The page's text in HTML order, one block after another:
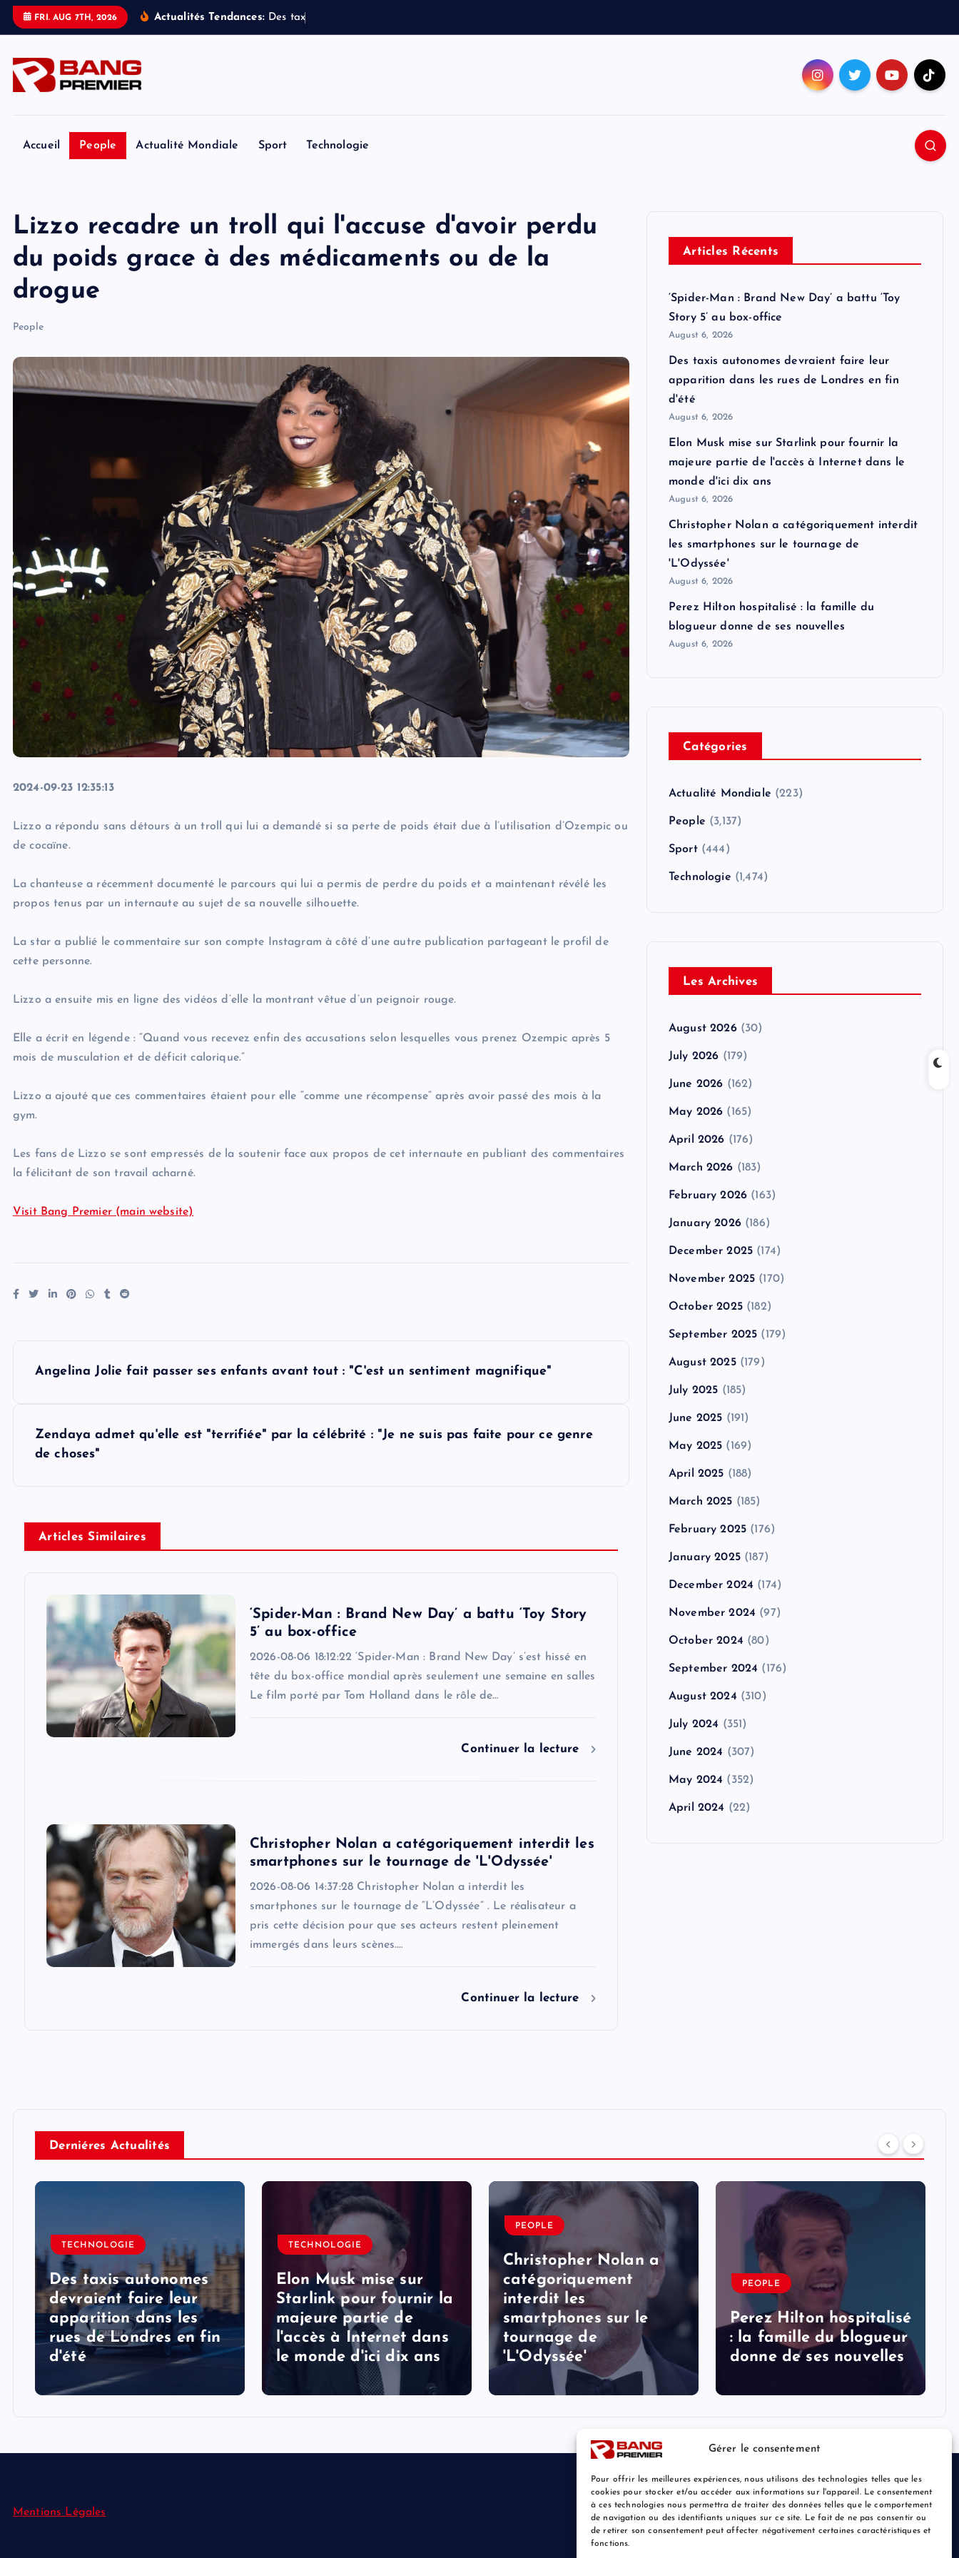
Gérer le consentement
Pour offrir les meilleures expériences, nous utilisons des technologies telles que les
cookies pour stocker et/ou accéder aux informations sur l'appareil. Le consentement
à ces technologies nous permettra de traiter des données telles que le comportement
de navigation ou des identifiants uniques sur ce site. Le fait de ne pas consentir ou
de retirer son consentement peut affecter négativement certaines caractéristiques et
fonctions.
FRI. AUG 7TH, 2026 Actualités Tendances: Des tax
Accueil People Actualité Mondiale Sport Technologie
Lizzo recadre un troll qui l'accuse d'avoir perdu
du poids grace à des médicaments ou de la
drogue
People
2024-09-23 12:35:13
Lizzo a répondu sans détours à un troll qui lui a demandé si sa perte de poids était due à l’utilisation d’Ozempic ou
de cocaïne.
La chanteuse a récemment documenté le parcours qui lui a permis de perdre du poids et a maintenant révélé les
propos tenus par un internaute au sujet de sa nouvelle silhouette.
La star a publié le commentaire sur son compte Instagram à côté d’une autre publication partageant le profil de
cette personne.
Lizzo a ensuite mis en ligne des vidéos d’elle la montrant vêtue d’un peignoir rouge.
Elle a écrit en légende : “Quand vous recevez enfin des accusations selon lesquelles vous prenez Ozempic après 5
mois de musculation et de déficit calorique.”
Lizzo a ajouté que ces commentaires étaient pour elle “comme une récompense” après avoir passé des mois à la
gym.
Les fans de Lizzo se sont empressés de la soutenir face aux propos de cet internaute en publiant des commentaires
la félicitant de son travail acharné.
Visit Bang Premier (main website)
n
a
Angelina Jolie fait passer ses enfants avant tout : "C'est un sentiment magnifique"
Zendaya admet qu'elle est "terrifiée" par la célébrité : "Je ne suis pas faite pour ce genre
de choses"
Articles Similaires
‘Spider-Man : Brand New Day’ a battu ‘Toy Story
5’ au box-office
2026-08-06 18:12:22 ‘Spider-Man : Brand New Day’ s’est hissé en
tête du box-office mondial après seulement une semaine en salles
Le film porté par Tom Holland dans le rôle de…
Continuer la lecture
Christopher Nolan a catégoriquement interdit les
smartphones sur le tournage de 'L'Odyssée'
2026-08-06 14:37:28 Christopher Nolan a interdit les
smartphones sur le tournage de “L’Odyssée” . Le réalisateur a
pris cette décision pour que ses acteurs restent pleinement
immergés dans leurs scènes.…
Continuer la lecture
Articles Récents
‘Spider-Man : Brand New Day’ a battu ‘Toy
Story 5’ au box-office
August 6, 2026
Des taxis autonomes devraient faire leur
apparition dans les rues de Londres en fin
d'été
August 6, 2026
Elon Musk mise sur Starlink pour fournir la
majeure partie de l'accès à Internet dans le
monde d'ici dix ans
August 6, 2026
Christopher Nolan a catégoriquement interdit
les smartphones sur le tournage de
'L'Odyssée'
August 6, 2026
Perez Hilton hospitalisé : la famille du
blogueur donne de ses nouvelles
August 6, 2026
Catégories
Actualité Mondiale (223)
People (3,137)
Sport(444)
Technologie (1,474)
Les Archives
August 2026(30)
July 2026 (179)
June 2026 (162)
May 2026 (165)
April 2026 (176)
March 2026 (183)
February 2026 (163)
January 2026(186)
December 2025 (174)
November 2025 (170)
October 2025(182)
September 2025 (179)
August 2025(179)
July 2025 (185)
June 2025 (191)
May 2025 (169)
April 2025 (188)
March 2025 (185)
February 2025 (176)
January 2025(187)
December 2024 (174)
November 2024 (97)
October 2024 (80)
September 2024 (176)
August 2024 (310)
July 2024 (351)
June 2024 (307)
May 2024 (352)
April 2024 (22)
Derniéres Actualités
TECHNOLOGIE
Des taxis autonomes
devraient faire leur
apparition dans les
rues de Londres en fin
d'été
TECHNOLOGIE
Elon Musk mise sur
Starlink pour fournir la
majeure partie de
l'accès à Internet dans
le monde d'ici dix ans
PEOPLE
Christopher Nolan a
catégoriquement
interdit les
smartphones sur le
tournage de
'L'Odyssée'
PEOPLE
Perez Hilton hospitalisé
: la famille du blogueur
donne de ses nouvelles
Mentions Légales